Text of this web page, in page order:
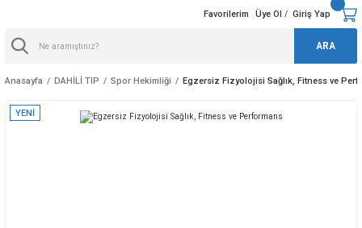
ARA
Favorilerim Üye Ol / Giriş Yap
Anasayfa DAHİLİ TIP Spor Hekimliği Egzersiz Fizyolojisi Sağlık, Fitness ve
YENİ